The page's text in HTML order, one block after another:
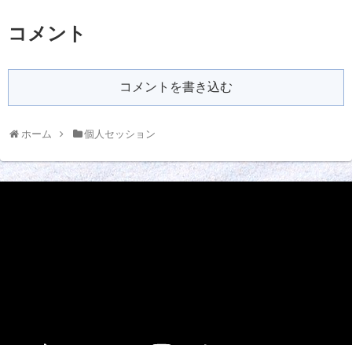
コメント
コメントを書き込む
ホーム 個人セッション